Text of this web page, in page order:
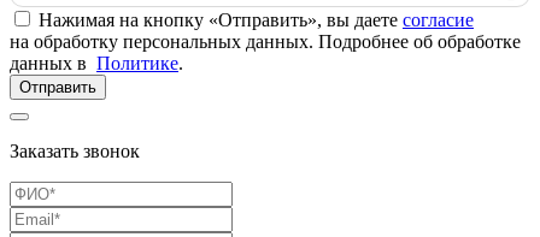
Нажимая на кнопку «Отправить», вы даете согласие
на обработку персональных данных. Подробнее об обработке
данных в Политике.
Отправить
Заказать звонок